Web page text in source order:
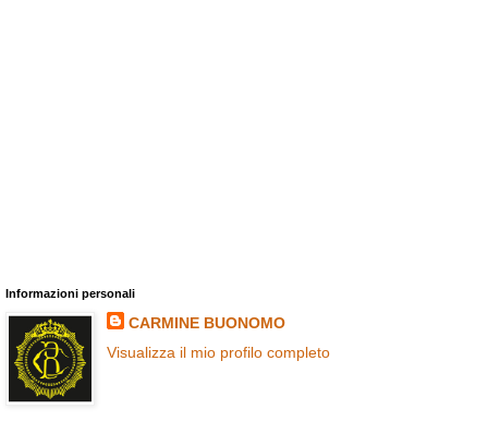
Informazioni personali
CARMINE BUONOMO
Visualizza il mio profilo completo